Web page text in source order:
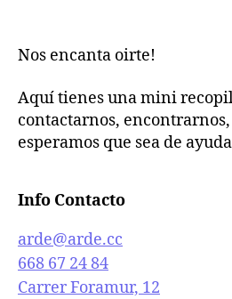
Nos encanta oirte!
Aquí tienes una mini
contactarnos,
esperamos que sea de
Info Contacto
arde@arde.cc
668 67 24 84
Carrer Foramur, 12